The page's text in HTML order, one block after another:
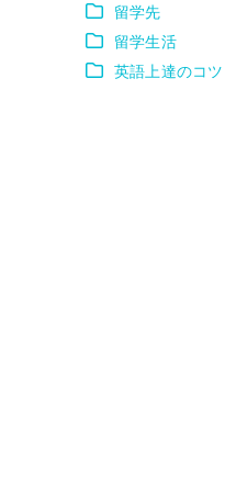
留学先
留学生活
英語上達のコツ